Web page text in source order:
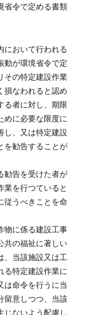
省令で定める書類
において行われる
動が環境省令で定
その特定建設作業
損なわれると認め
る者に対し、期限
めに必要な限度に
し、又は特定建設
を勧告することが
勧告を受けた者が
業を行つていると
従うべきことを命
物に係る建設工事
共の福祉に著しい
、当該施設又は工
る特定建設作業に
は命令を行うに当
留意しつつ、当該
じないよう配慮し